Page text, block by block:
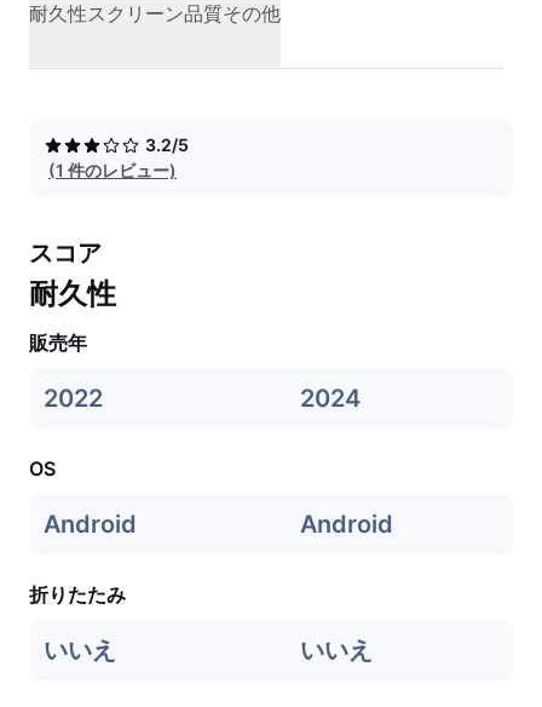
耐久性スクリーン品質その他
3.2/5
(1 件のレビュー)
スコア
耐久性
販売年
2022 2024
OS
Android Android
折りたたみ
いいえ いいえ